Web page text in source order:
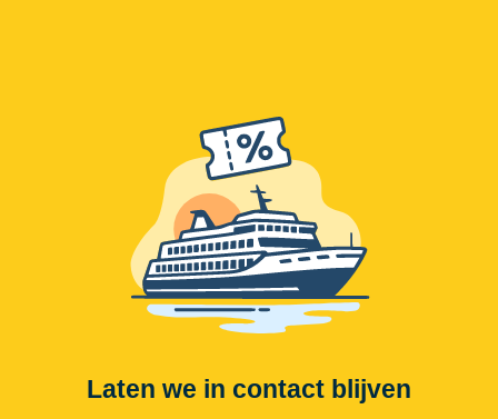
Laten we in contact blijven